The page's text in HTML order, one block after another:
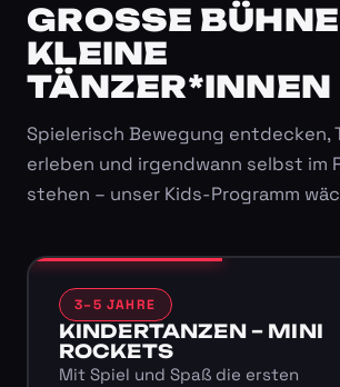
GROSSE BÜHNE
LEINE T
ÄNZER*INNEN
Spielerisch Bewegung entdecken,
erleben und irgendwann selbst im
stehen – unser Kids-Programm
3–5 JAHRE
KINDERTANZEN – MINI
ROCKETS
Mit Spiel und Spaß die ersten